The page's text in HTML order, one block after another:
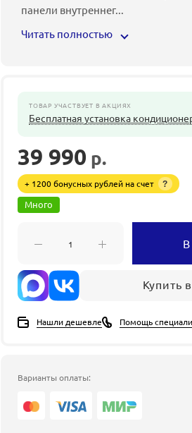
панели внутреннег...
Читать полностью
ТОВАР УЧАСТВУЕТ В АКЦИЯХ
Бесплатная установка
39 990 р.
+ 1200 бонусных рублей на счет ?
Много
Купить
Нашли дешевле Помощь
Варианты оплаты: